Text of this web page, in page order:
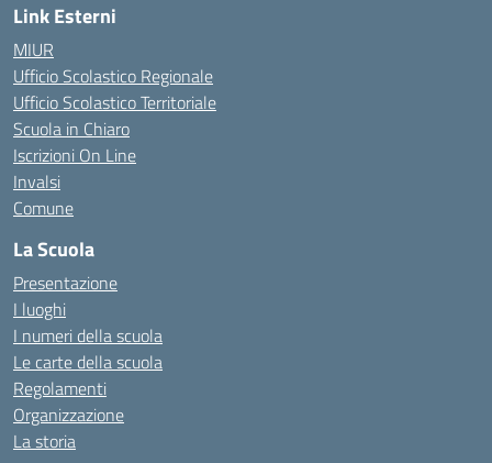
Link Esterni
MIUR
Ufficio Scolastico Regionale
Ufficio Scolastico Territoriale
Scuola in Chiaro
Iscrizioni On Line
Invalsi
Comune
La Scuola
Presentazione
I luoghi
I numeri della scuola
Le carte della scuola
Regolamenti
Organizzazione
La storia